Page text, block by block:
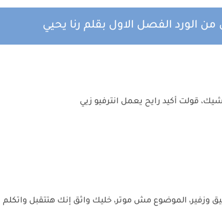
الورد الفصل الاول بقلم رنا يحيي
قولت أكيد رايح يعمل انترفيو زيي
الموضوع مش موتر، خليك واثق إنك هتتقبل واتكلم